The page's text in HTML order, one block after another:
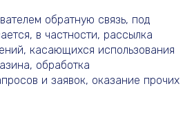
обратную связь, под
в частности, рассылка
касающихся использования
обработка
и заявок, оказание прочих